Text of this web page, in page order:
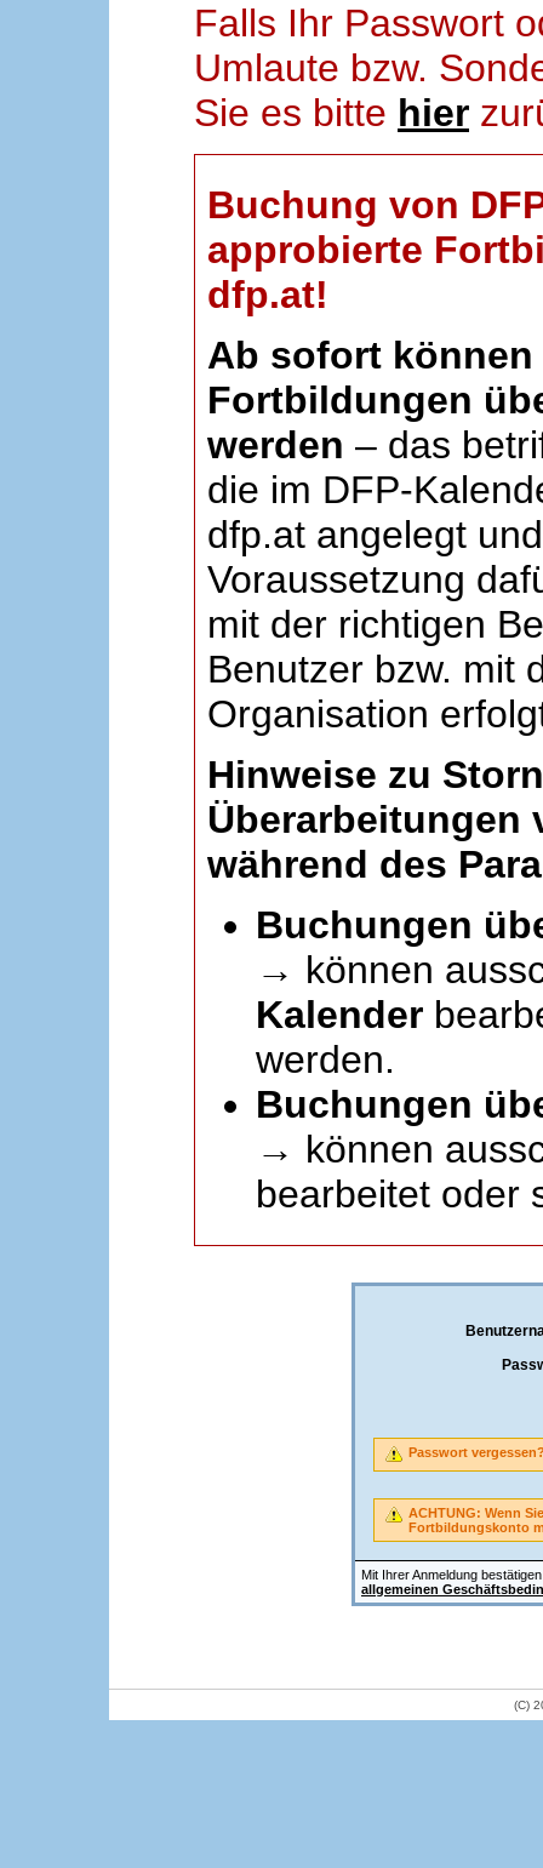
Falls Ihr Passwort
Umlaute bzw.
Sie es bitte hier
Buchung von
approbierte
dfp.at!
Ab sofort können
Fortbildungen
werden – das
die im DFP-
dfp.at angelegt
Voraussetzung
mit der richtigen
Benutzer bzw. mit
Organisation
Hinweise zu
Überarbeitungen
während des
Buchungen
→ können
Kalender
werden.
Buchungen
→ können
bearbeitet oder
Mit Ihrer Anmeldung
allgemeinen
Passwort
ACHTUNG: Wenn
Fortbildungskonto
(C)